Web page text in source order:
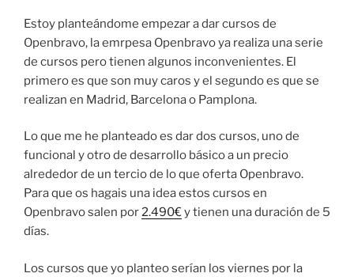
Estoy planteándome empezar a dar cursos de
Openbravo, la emrpesa Openbravo ya realiza una serie
de cursos pero tienen algunos inconvenientes. El
primero es que son muy caros y el segundo es que se
realizan en Madrid, Barcelona o Pamplona.
Lo que me he planteado es dar dos cursos, uno de
funcional y otro de desarrollo básico a un precio
alrededor de un tercio de lo que oferta Openbravo.
Para que os hagais una idea estos cursos en
Openbravo salen por2.490€y tienen una duración de 5
días.
Los cursos que yo planteo serían los viernes por la